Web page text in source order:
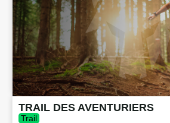
TRAIL DES AVENTURIERS
Trail